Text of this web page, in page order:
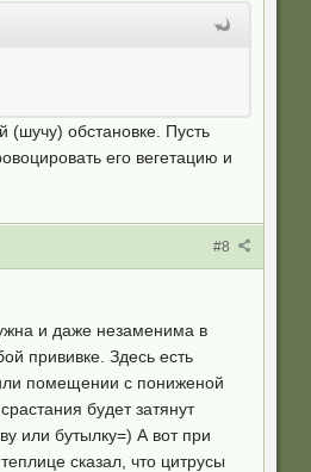
(шучу) обстановке. Пусть
его вегетацию и
#8
и даже незаменима в
прививке. Здесь есть
помещении с пониженой
будет затянут
или бутылку=) А вот при
сказал, что цитрусы